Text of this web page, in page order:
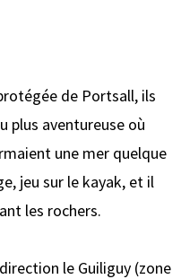
de Portsall, ils
plus aventureuse où
une mer quelque
jeu sur le kayak, et il
les rochers.
le Guiliguy (zone